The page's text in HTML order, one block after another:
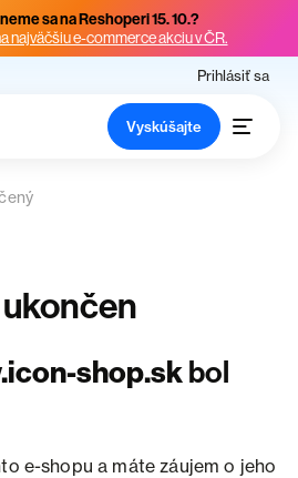
sa na Reshoperi 15. 10.?
najväčšiu e-commerce akciu v ČR.
Prihlásiť sa
Vyskúšajte
shop.skbol
e-shopu a máte záujem o jeho